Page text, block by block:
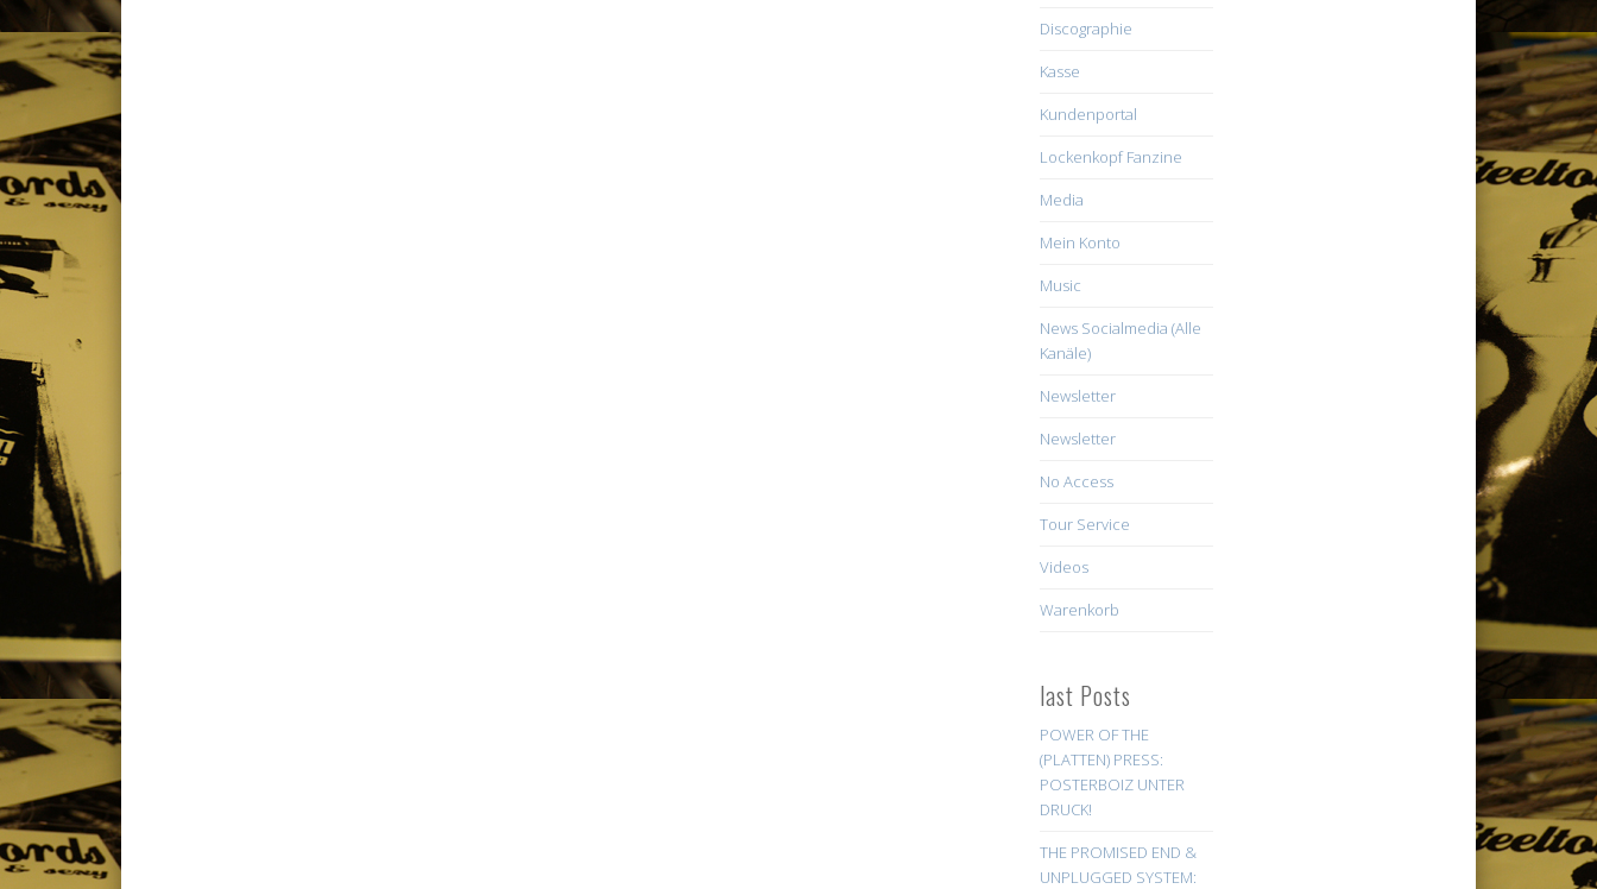
Discographie
Kasse
Kundenportal
Lockenkopf Fanzine
Media
Mein Konto
Music
News Socialmedia (Alle
Kanäle)
Newsletter
Newsletter
No Access
Tour Service
Videos
Warenkorb
last Posts
POWER OF THE
(PLATTEN) PRESS:
POSTERBOIZ UNTER
DRUCK!
THE PROMISED END &
UNPLUGGED SYSTEM: